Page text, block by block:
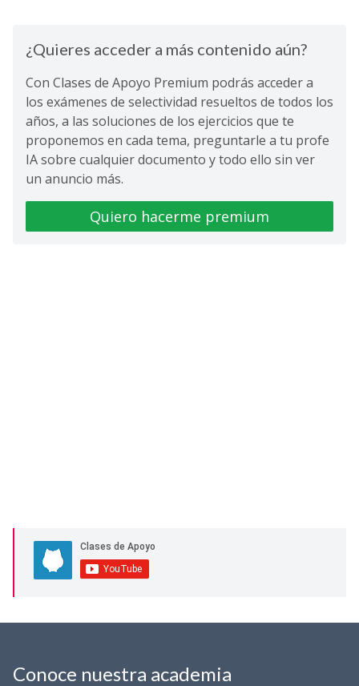
¿Quieres acceder a más contenido aún?
Con Clases de Apoyo Premium podrás acceder a
los exámenes de selectividad resueltos de todos los
años, a las soluciones de los ejercicios que te
proponemos en cada tema, preguntarle a tu profe
IA sobre cualquier documento y todo ello sin ver
un anuncio más.
Quiero hacerme premium
Conoce nuestra academia